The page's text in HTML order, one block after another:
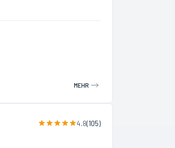
MEHR
4.8(105)